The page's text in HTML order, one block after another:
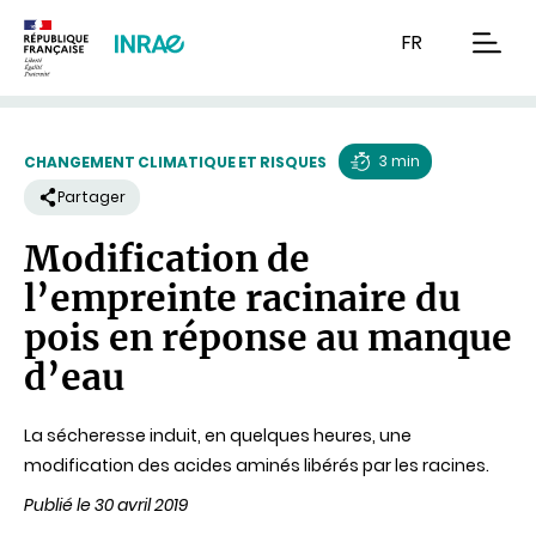
FR
CHANGEMENT CLIMATIQUE ET RISQUES
3 min
Partager
Modification de
l’empreinte racinaire du
pois en réponse au manque
d’eau
La sécheresse induit, en quelques heures, une
modification des acides aminés libérés par les racines.
Publié le 30 avril 2019